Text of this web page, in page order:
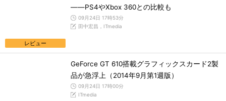
レビュー
――PS4やXbox 360との比較も
09月24日 17時53分
田中宏昌，ITmedia
GeForce GT 610搭載グラフィックスカード2製
品が急浮上（2014年9月第1週版）
09月24日 17時00分
ITmedia